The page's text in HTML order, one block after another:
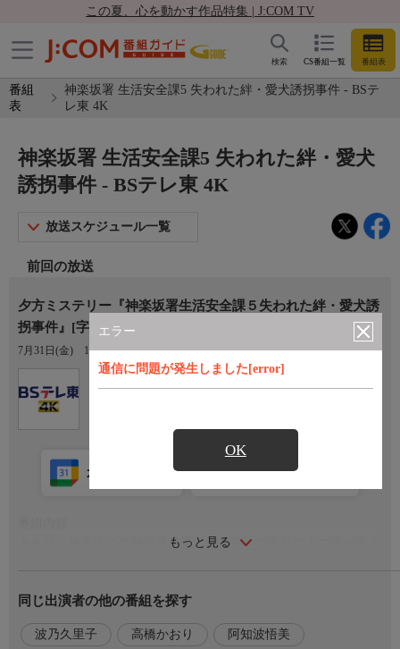
この夏、心を動かす作品特集 | J:COM TV
CS番組一覧 番組表
検索
番組
表
神楽坂署 生活安全課5 失われた絆・愛犬誘拐事件 - BSテ
レ東 4K
エラー
通信に問題が発生しました[error]
OK
神楽坂署 生活安全課5 失われた絆・愛犬
誘拐事件 - BSテレ東 4K
放送スケジュール一覧
前回の放送
夕方ミステリー『神楽坂署生活安全課５失われた絆・愛犬誘
拐事件』[字]
7月31日(金) 15:54〜17:56
Ch.171
BSテレ東 4K
もっと見る
カレンダー登録 アプリ視聴
ある日、神楽坂の老舗和菓子屋『朧月堂』の商品に犬の毛が混入
せをする同業者『青木屋』の存在が浮上するが…。
そんな中、覚醒剤の売人・小室が刺殺される。小室は『朧月堂』
の元従業員であることが判明して…。
同じ出演者の他の番組を探す
波乃久里子 高橋かおり 阿知波悟美